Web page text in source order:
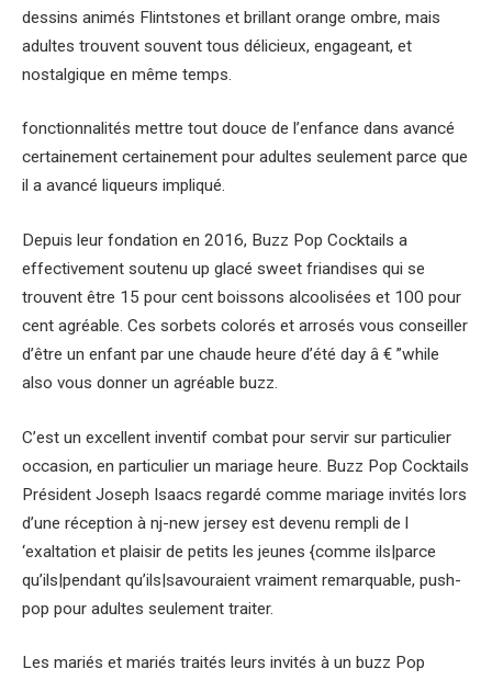
dessins animés Flintstones et brillant orange ombre, mais
adultes trouvent souvent tous délicieux, engageant, et
nostalgique en même temps.
fonctionnalités mettre tout douce de l’enfance dans avancé
certainement certainement pour adultes seulement parce que
il a avancé liqueurs impliqué.
Depuis leur fondation en 2016, Buzz Pop Cocktails a
effectivement soutenu up glacé sweet friandises qui se
trouvent être 15 pour cent boissons alcoolisées et 100 pour
cent agréable. Ces sorbets colorés et arrosés vous conseiller
d’être un enfant par une chaude heure d’été day â € ”while
also vous donner un agréable buzz.
C’est un excellent inventif combat pour servir sur particulier
occasion, en particulier un mariage heure. Buzz Pop Cocktails
Président Joseph Isaacs regardé comme mariage invités lors
d’une réception à nj-new jersey est devenu rempli de l
‘exaltation et plaisir de petits les jeunes {comme ils|parce
qu’ils|pendant qu’ils|savouraient vraiment remarquable, push-
pop pour adultes seulement traiter.
Les mariés et mariés traités leurs invités à un buzz Pop